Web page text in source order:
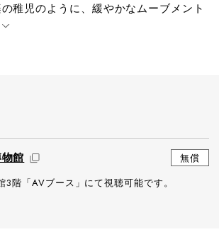
稚児のように、緩やかなムーブメント
館
無償
階「AVブース」にて視聴可能です。